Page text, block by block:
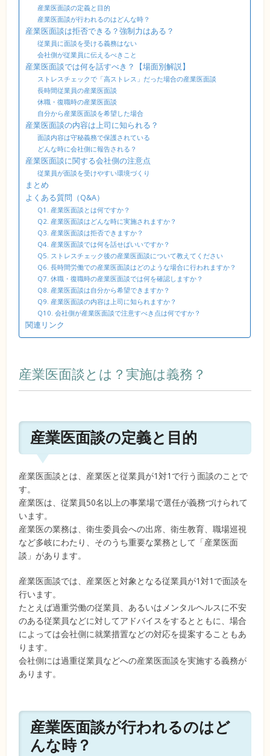
産業医面談の定義と目的
産業医面談が行われるのはどんな時？
産業医面談は拒否できる？強制力はある？
従業員に面談を受ける義務はない
会社側が従業員に伝えるべきこと
産業医面談では何を話すべき？【場面別解説】
ストレスチェックで「高ストレス」だった場合の産業医面談
長時間従業員の産業医面談
休職・復職時の産業医面談
自分から産業医面談を希望した場合
産業医面談の内容は上司に知られる？
面談内容は守秘義務で保護されている
どんな時に会社側に報告される？
産業医面談に関する会社側の注意点
従業員が面談を受けやすい環境づくり
まとめ
よくある質問（Q&A）
Q1. 産業医面談とは何ですか？
Q2. 産業医面談はどんな時に実施されますか？
Q3. 産業医面談は拒否できますか？
Q4. 産業医面談では何を話せばいいですか？
Q5. ストレスチェック後の産業医面談について教えてください
Q6. 長時間労働での産業医面談はどのような場合に行われますか？
Q7. 休職・復職時の産業医面談では何を確認しますか？
Q8. 産業医面談は自分から希望できますか？
Q9. 産業医面談の内容は上司に知られますか？
Q10. 会社側が産業医面談で注意すべき点は何ですか？
関連リンク
産業医面談とは？実施は義務？
産業医面談の定義と目的
産業医面談とは、産業医と従業員が1対1で行う面談のことで
す。
産業医は、従業員50名以上の事業場で選任が義務づけられて
います。
産業医の業務は、衛生委員会への出席、衛生教育、職場巡視
など多岐にわたり、そのうち重要な業務として「産業医面
談」があります。
産業医面談では、産業医と対象となる従業員が1対1で面談を
行います。
たとえば過重労働の従業員、あるいはメンタルヘルスに不安
のある従業員などに対してアドバイスをするとともに、場合
によっては会社側に就業措置などの対応を提案することもあ
ります。
会社側には過重従業員などへの産業医面談を実施する義務が
あります。
産業医面談が行われるのはど
んな時？